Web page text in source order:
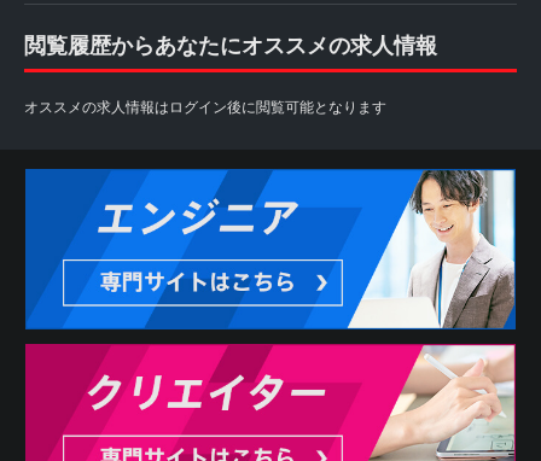
閲覧履歴からあなたにオススメの求人情報
オススメの求人情報はログイン後に閲覧可能となります